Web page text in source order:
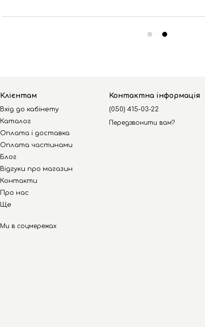
Клієнтам
Вхід до кабінету
Каталог
Оплата і доставка
Оплата частинами
Блог
Відгуки про магазин
Контакти
Про нас
Ще
Ми в соцмережах
Контактна інформація
(050) 415-03-22
Передзвонити вам?